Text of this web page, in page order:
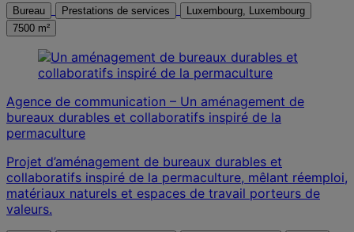
Bureau Prestations de services
Luxembourg, Luxembourg
7500 m²
Agence de communication – Un aménagement de
bureaux durables et collaboratifs inspiré de la
permaculture
Projet d’aménagement de bureaux durables et
collaboratifs inspiré de la permaculture, mêlant réemploi,
matériaux naturels et espaces de travail porteurs de
valeurs.